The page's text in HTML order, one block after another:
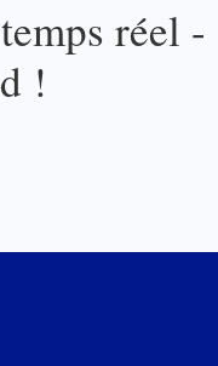
réel -
!